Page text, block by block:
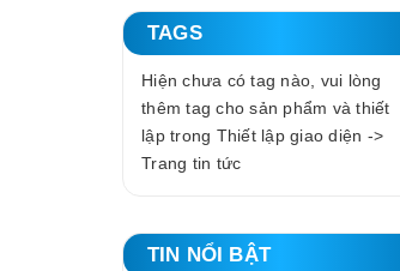
TAGS
Hiện chưa có tag nào, vui lòng
thêm tag cho sản phẩm và thiết
lập trong Thiết lập giao diện ->
Trang tin tức
TIN NỔI BẬT